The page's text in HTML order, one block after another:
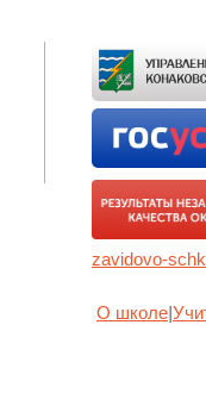
zavidovo-
О школе|